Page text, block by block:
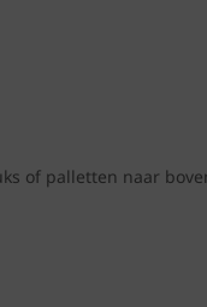
of palletten naar